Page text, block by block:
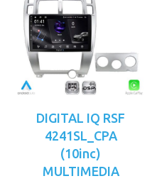
DIGITAL IQ RSF
4241SL_CPA
(10inc)
MULTIMEDIA